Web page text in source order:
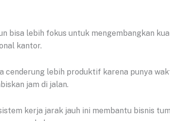
bisa lebih fokus untuk mengembangkan
kantor.
cenderung lebih produktif karena punya
jam di jalan.
kerja jarak jauh ini membantu bisnis